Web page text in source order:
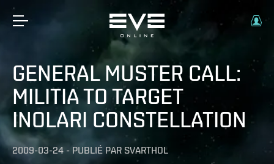
GENERAL MUSTER CALL:
MILITIA TO TARGET
INOLARI CONSTELLATION
2009-03-24 - PUBLIÉ PAR SVARTHOL